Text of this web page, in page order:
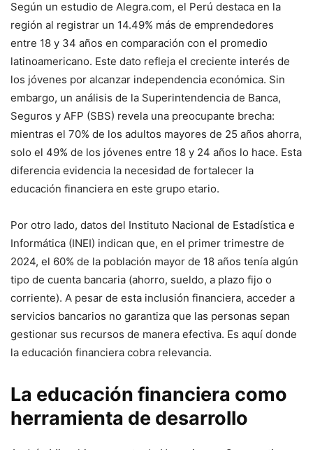
Según un estudio de Alegra.com, el Perú destaca en la
región al registrar un 14.49% más de emprendedores
entre 18 y 34 años en comparación con el promedio
latinoamericano. Este dato refleja el creciente interés de
los jóvenes por alcanzar independencia económica. Sin
embargo, un análisis de la Superintendencia de Banca,
Seguros y AFP (SBS) revela una preocupante brecha:
mientras el 70% de los adultos mayores de 25 años ahorra,
solo el 49% de los jóvenes entre 18 y 24 años lo hace. Esta
diferencia evidencia la necesidad de fortalecer la
educación financiera en este grupo etario.
Por otro lado, datos del Instituto Nacional de Estadística e
Informática (INEI) indican que, en el primer trimestre de
2024, el 60% de la población mayor de 18 años tenía algún
tipo de cuenta bancaria (ahorro, sueldo, a plazo fijo o
corriente). A pesar de esta inclusión financiera, acceder a
servicios bancarios no garantiza que las personas sepan
gestionar sus recursos de manera efectiva. Es aquí donde
la educación financiera cobra relevancia.
La educación financiera como
herramienta de desarrollo